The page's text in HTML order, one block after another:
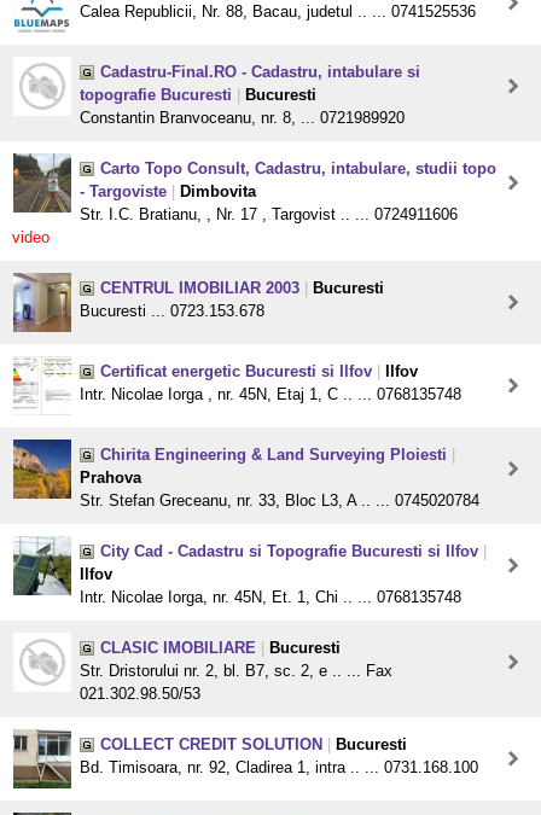
Calea Republicii, Nr. 88, Bacau, judetul .. ... 0741525536
Cadastru-Final.RO - Cadastru, intabulare si
topografie Bucuresti
Bucuresti
Constantin Branvoceanu, nr. 8, ... 0721989920
Carto Topo Consult, Cadastru, intabulare, studii topo
- Targoviste
Dimbovita
Str. I.C. Bratianu, , Nr. 17 , Targovist .. ... 0724911606
video
CENTRUL IMOBILIAR 2003
Bucuresti
Bucuresti ... 0723.153.678
Certificat energetic Bucuresti si Ilfov
Ilfov
Intr. Nicolae Iorga , nr. 45N, Etaj 1, C .. ... 0768135748
Chirita Engineering & Land Surveying Ploiesti
Prahova
Str. Stefan Greceanu, nr. 33, Bloc L3, A .. ... 0745020784
City Cad - Cadastru si Topografie Bucuresti si Ilfov
Ilfov
Intr. Nicolae Iorga, nr. 45N, Et. 1, Chi .. ... 0768135748
CLASIC IMOBILIARE
Bucuresti
Str. Dristorului nr. 2, bl. B7, sc. 2, e .. ... Fax
021.302.98.50/53
COLLECT CREDIT SOLUTION
Bucuresti
Bd. Timisoara, nr. 92, Cladirea 1, intra .. ... 0731.168.100